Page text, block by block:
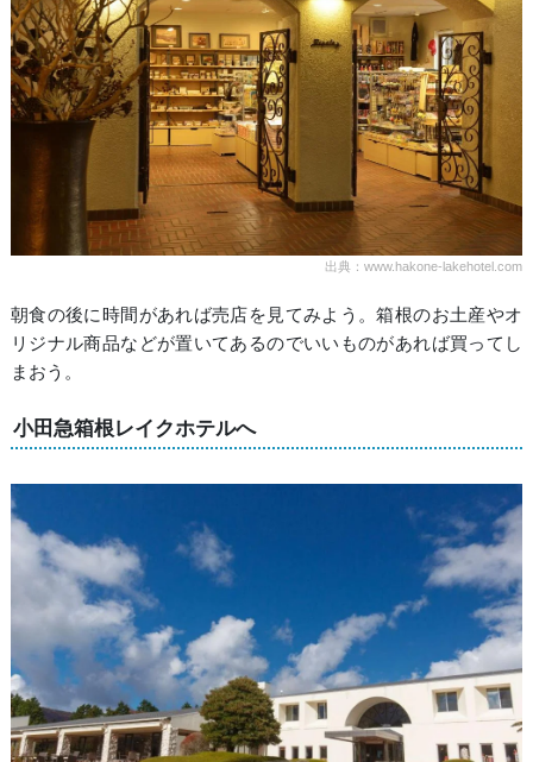
出典：www.hakone-lakehotel.com
朝食の後に時間があれば売店を見てみよう。箱根のお土産やオ
リジナル商品などが置いてあるのでいいものがあれば買ってし
まおう。
小田急箱根レイクホテルへ